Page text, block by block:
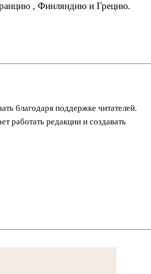
, Финляндию и Грецию.
благодаря поддержке читателей.
работать редакции и создавать